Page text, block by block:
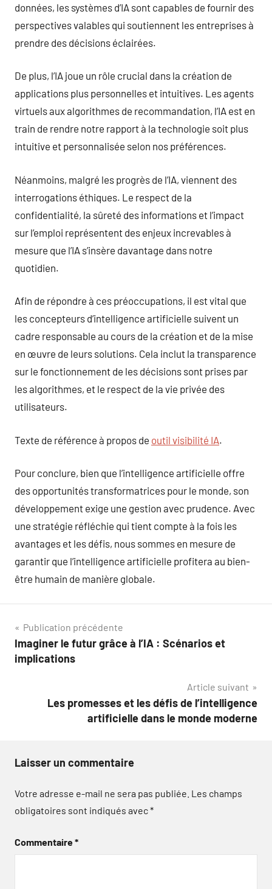
données, les systèmes d’IA sont capables de fournir des
perspectives valables qui soutiennent les entreprises à
prendre des décisions éclairées.
De plus, l’IA joue un rôle crucial dans la création de
applications plus personnelles et intuitives. Les agents
virtuels aux algorithmes de recommandation, l’IA est en
train de rendre notre rapport à la technologie soit plus
intuitive et personnalisée selon nos préférences.
Néanmoins, malgré les progrès de l’IA, viennent des
interrogations éthiques. Le respect de la
confidentialité, la sûreté des informations et l’impact
sur l’emploi représentent des enjeux increvables à
mesure que l’IA s’insère davantage dans notre
quotidien.
Afin de répondre à ces préoccupations, il est vital que
les concepteurs d’intelligence artificielle suivent un
cadre responsable au cours de la création et de la mise
en œuvre de leurs solutions. Cela inclut la transparence
sur le fonctionnement de les décisions sont prises par
les algorithmes, et le respect de la vie privée des
utilisateurs.
Texte de référence à propos de outil visibilité IA.
Pour conclure, bien que l’intelligence artificielle offre
des opportunités transformatrices pour le monde, son
développement exige une gestion avec prudence. Avec
une stratégie réfléchie qui tient compte à la fois les
avantages et les défis, nous sommes en mesure de
garantir que l’intelligence artificielle profitera au bien-
être humain de manière globale.
Navigation
de
Publication précédente
Imaginer le futur grâce à l’IA : Scénarios et
implications
Article suivant
Les promesses et les défis de l’intelligence
artificielle dans le monde moderne
Laisser un commentaire
Votre adresse e-mail ne sera pas publiée. Les champs
obligatoires sont indiqués avec*
Commentaire*